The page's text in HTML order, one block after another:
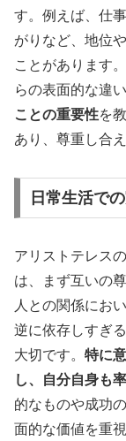
す。例えば、仕
がりなど、地位
ことがあります
らの表面的な違
ことの重要性を
あり、尊重し合
日常生活で
アリストテレス
は、まず互いの
人との関係にお
逆に依存しすぎ
大切です。 特に
し、自分自身も
的なものや成功
面的な価値を重